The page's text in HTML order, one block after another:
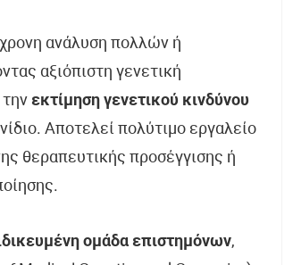
ανάλυση πολλών ή
αξιόπιστη γενετική
την εκτίμηση γενετικού κινδύνου
Αποτελεί πολύτιμο εργαλείο
θεραπευτικής προσέγγισης ή
ομάδα επιστημόνων,